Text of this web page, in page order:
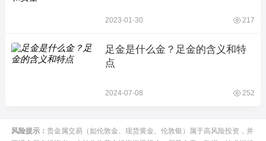
2023-01-30 217
足金是什么金？足金的含义和特
点
2024-07-08 252
风险提示： 贵金属交易（如伦敦金、现货黄金、伦敦银）属于高风险投资，并